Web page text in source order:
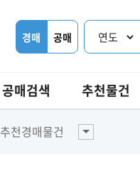
경매 공매
공매검색 추천물건
추천경매물건